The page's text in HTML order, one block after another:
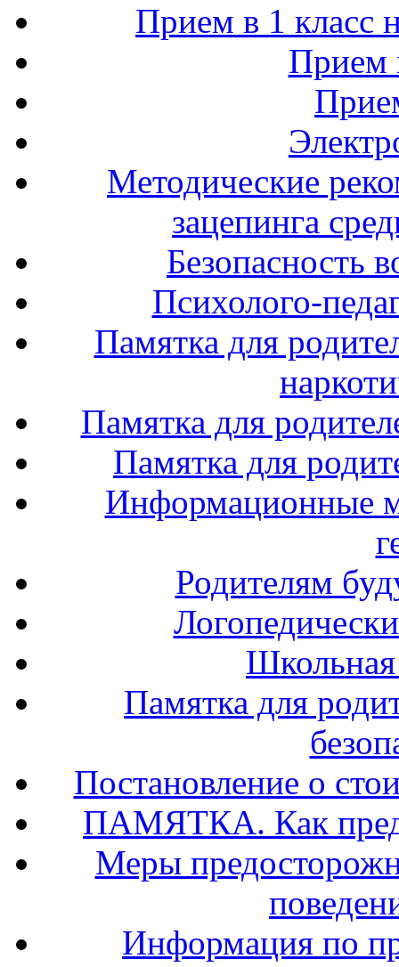
Прием в 1 класс
Прием
Методические
зацепинга
Безопасность
Психолого-
Памятка для
Памятка для
Памятка для
Информационные
Родителям
Памятка для
Постановление о
ПАМЯТКА. Как
Меры
Информация по